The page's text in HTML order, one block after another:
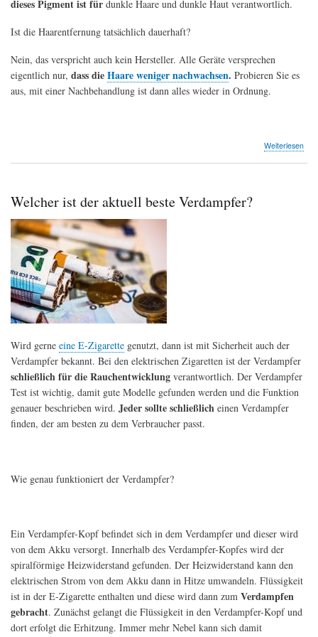
dieses Pigment ist für dunkle Haare und dunkle Haut verantwortlich.
Ist die Haarentfernung tatsächlich dauerhaft?
Nein, das verspricht auch kein Hersteller. Alle Geräte versprechen
eigentlich nur, dass dieHaare weniger nachwachsen. Probieren Sie es
aus, mit einer Nachbehandlung ist dann alles wieder in Ordnung.
Weiterlesen
Welcher ist der aktuell beste Verdampfer?
Wird gerne eine E-Zigarette genutzt, dann ist mit Sicherheit auch der
Verdampfer bekannt. Bei den elektrischen Zigaretten ist der Verdampfer
schließlich für die Rauchentwicklung verantwortlich. Der Verdampfer
Test ist wichtig, damit gute Modelle gefunden werden und die Funktion
genauer beschrieben wird. Jeder sollte schließlich einen Verdampfer
finden, der am besten zu dem Verbraucher passt.
Wie genau funktioniert der Verdampfer?
Ein Verdampfer-Kopf befindet sich in dem Verdampfer und dieser wird
von dem Akku versorgt. Innerhalb des Verdampfer-Kopfes wird der
spiralförmige Heizwiderstand gefunden. Der Heizwiderstand kann den
elektrischen Strom von dem Akku dann in Hitze umwandeln. Flüssigkeit
ist in der E-Zigarette enthalten und diese wird dann zum Verdampfen
gebracht. Zunächst gelangt die Flüssigkeit in den Verdampfer-Kopf und
dort erfolgt die Erhitzung. Immer mehr Nebel kann sich damit